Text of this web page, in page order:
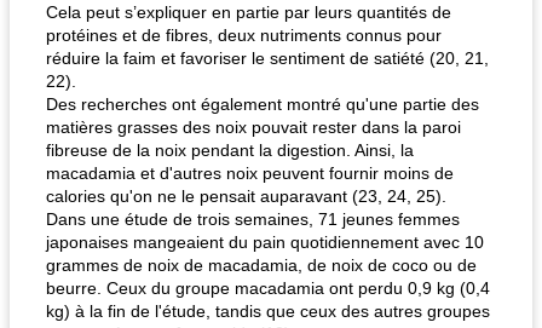
quinoa petit déjeuner méditerranéen
Cela peut s’expliquer en partie par leurs quantités de
protéines et de fibres, deux nutriments connus pour
réduire la faim et favoriser le sentiment de satiété (20, 21,
22).
Des recherches ont également montré qu'une partie des
matières grasses des noix pouvait rester dans la paroi
fibreuse de la noix pendant la digestion. Ainsi, la
macadamia et d'autres noix peuvent fournir moins de
calories qu'on ne le pensait auparavant (23, 24, 25).
Dans une étude de trois semaines, 71 jeunes femmes
japonaises mangeaient du pain quotidiennement avec 10
grammes de noix de macadamia, de noix de coco ou de
beurre. Ceux du groupe macadamia ont perdu 0,9 kg (0,4
kg) à la fin de l'étude, tandis que ceux des autres groupes